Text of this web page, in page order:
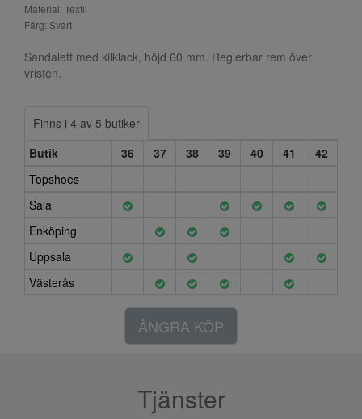
Material: Textil
Färg: Svart
Sandalett med kilklack, höjd 60 mm. Reglerbar rem över
vristen.
Finns i 4 av 5 butiker
Butik
36 37 38 39 40 41
42
Topshoes
Sala
Enköping
Uppsala
Västerås
ÅNGRA KÖP
Tjänster